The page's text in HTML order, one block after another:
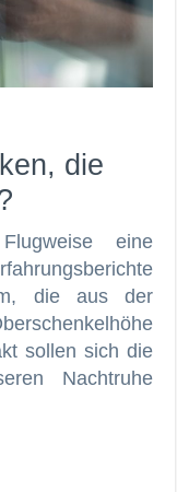
die
eine
die aus der
sollen sich die
Nachtruhe